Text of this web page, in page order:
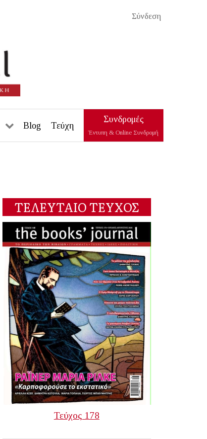
Σύνδεση
Blog Τεύχη
Συνδρομές
Έντυπη & Online Συνδρομή
ΤΕΛΕΥΤΑΙΟ ΤΕΥΧΟΣ
Τεύχος 178